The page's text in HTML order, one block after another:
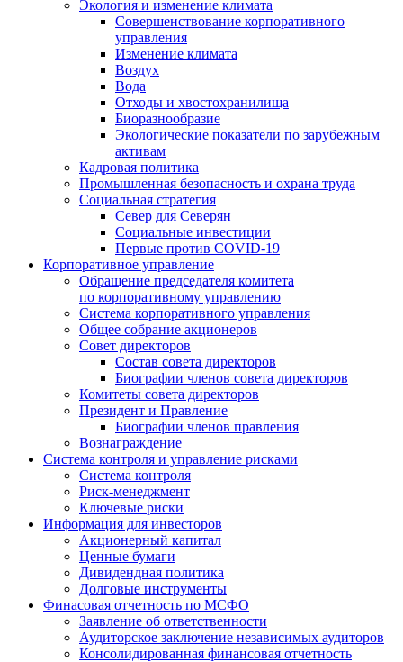
Экология и изменение климата
Совершенствование корпоративного
управления
Изменение климата
Воздух
Вода
Отходы и хвостохранилища
Биоразнообразие
Экологические показатели по зарубежным
активам
Кадровая политика
Промышленная безопасность и охрана труда
Социальная стратегия
Север для Северян
Социальные инвестиции
Первые против COVID‑19
Корпоративное управление
Обращение председателя комитета
по корпоративному управлению
Система корпоративного управления
Общее собрание акционеров
Совет директоров
Состав совета директоров
Биографии членов совета директоров
Комитеты совета директоров
Президент и Правление
Биографии членов правления
Вознаграждение
Система контроля и управление рисками
Система контроля
Риск-менеджмент
Ключевые риски
Информация для инвесторов
Акционерный капитал
Ценные бумаги
Дивидендная политика
Долговые инструменты
Финасовая отчетность по МСФО
Заявление об ответственности
Аудиторское заключение независимых аудиторов
Консолидированная финансовая отчетность